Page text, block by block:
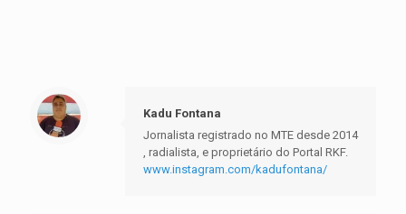
Kadu Fontana
Jornalista registrado no MTE desde 2014
, radialista, e proprietário do Portal RKF.
www.instagram.com/kadufontana/